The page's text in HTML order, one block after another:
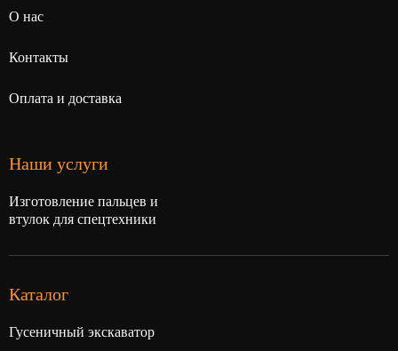
Наши услуги
Изготовление пальцев и
втулок для спецтехники
О нас
Контакты
Оплата и доставка
Каталог
Гусеничный экскаватор